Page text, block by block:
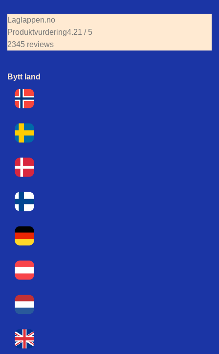
Laglappen.no
Produktvurdering4.21 / 5
2345 reviews
Bytt land